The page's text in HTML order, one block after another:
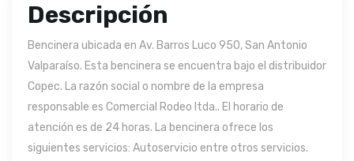
Descripción
Bencinera ubicada en Av. Barros Luco 950, San Antonio
Valparaíso. Esta bencinera se encuentra bajo el distribuidor
Copec. La razón social o nombre de la empresa
responsable es Comercial Rodeo ltda.. El horario de
atención es de 24 horas. La bencinera ofrece los
siguientes servicios: Autoservicio entre otros servicios.